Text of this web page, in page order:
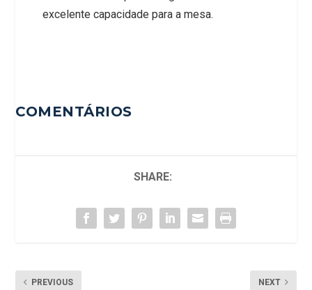
excelente capacidade para a mesa.
COMENTÁRIOS
SHARE:
PREVIOUS NEXT